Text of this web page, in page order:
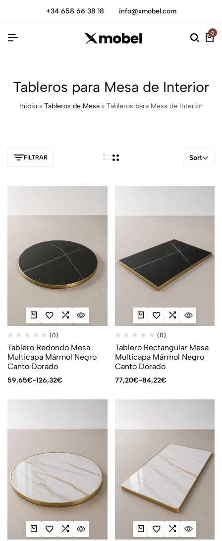
+34 658 66 38 18 info@xmobel.com
0
Tableros para Mesa de Interior
Inicio » Tableros de Mesa » Tableros para Mesa de Interior
FILTRAR Sort
(0)
Tablero Redondo Mesa
Multicapa Mármol Negro
Canto Dorado
59,65€-126,32€
(0)
Tablero Rectangular Mesa
Multicapa Mármol Negro
Canto Dorado
77,20€-84,22€